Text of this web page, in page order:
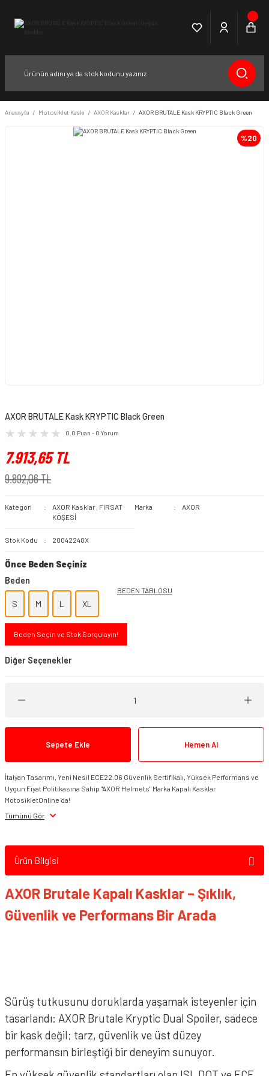
Anasayfa Motosiklet Kaskı AXOR Kasklar AXOR BRUTALE Kask KRYPTIC Black Green
%20
AXOR BRUTALE Kask KRYPTIC Black Green
0.0 Puan - 0 Yorum
7.913,65 TL
9.892,06 TL
Kategori AXOR Kasklar , FIRSAT
KÖŞESİ
Marka AXOR
Stok Kodu 20042240X
Önce Beden Seçiniz
Beden
S M L XL
BEDEN TABLOSU
Beden Seçin ve Stok Sorgulayın!
Diğer Seçenekler
AXOR BRUTALE SC Kask Black Dull
Sepete Ekle Hemen Al
İtalyan Tasarımı, Yeni Nesil ECE22.06 Güvenlik Sertifikalı, Yüksek Performans ve
Uygun Fiyat Politikasına Sahip "AXOR Helmets" Marka Kapalı Kasklar
MotosikletOnline 'da!
Tümünü Gör
Ürün Bilgisi
AXOR Brutale Kapalı Kasklar – Şıklık,
Güvenlik ve Performans Bir Arada
Sürüş tutkusunu doruklarda yaşamak isteyenler için
tasarlandı: AXOR Brutale Kryptic Dual Spoiler, sadece
bir kask değil; tarz, güvenlik ve üst düzey
performansın birleştiği bir deneyim sunuyor.